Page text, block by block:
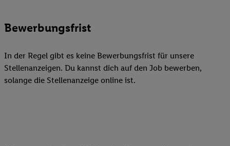
Bewerbungsfrist
In der Regel gibt es keine Bewerbungsfrist für unsere
Stellenanzeigen. Du kannst dich auf den Job bewerben,
solange die Stellenanzeige online ist.